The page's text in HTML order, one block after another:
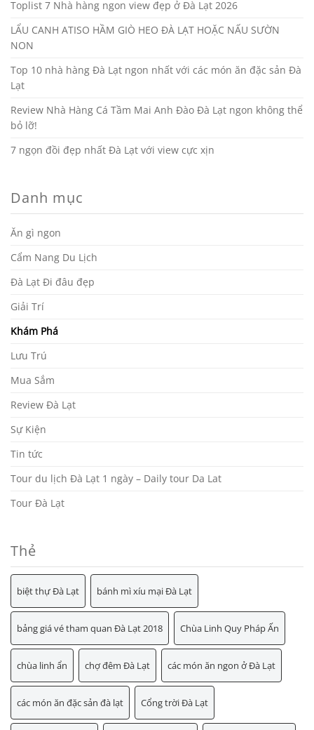
Toplist 7 Nhà hàng ngon view đẹp ở Đà Lạt 2026
LẨU CANH ATISO HẦM GIÒ HEO ĐÀ LẠT HOẶC NẤU SƯỜN
NON
Top 10 nhà hàng Đà Lạt ngon nhất với các món ăn đặc sản Đà
Lạt
Review Nhà Hàng Cá Tầm Mai Anh Đào Đà Lạt ngon không thể
bỏ lỡ!
7 ngọn đồi đẹp nhất Đà Lạt với view cực xịn
Danh mục
Ăn gì ngon
Cẩm Nang Du Lịch
Đà Lạt Đi đâu đẹp
Giải Trí
Khám Phá
Lưu Trú
Mua Sắm
Review Đà Lạt
Sự Kiện
Tin tức
Tour du lịch Đà Lạt 1 ngày – Daily tour Da Lat
Tour Đà Lạt
Thẻ
biệt thự Đà Lạt bánh mì xíu mại Đà Lạt
bảng giá vé tham quan Đà Lạt 2018 Chùa Linh Quy Pháp Ấn
chùa linh ẩn chợ đêm Đà Lạt các món ăn ngon ở Đà Lạt
các món ăn đặc sản đà lạt Cổng trời Đà Lạt